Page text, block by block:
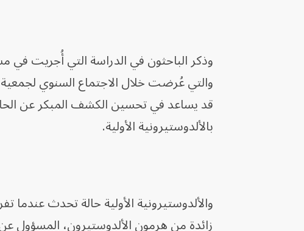
وذكر الباحثون في الدراسة التي أُجريت
قد يساعد في تحسين الكشف المبكر عن
بالألدوستيرونية الأولية.
والألدوستيرونية الأولية حالة تحدث عندما
زائدة من هرمون الألدوستيرون، المسؤول